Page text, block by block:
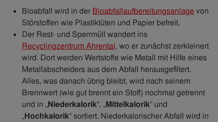
Bioabfall wird in der Bioabfallaufbereitungsanlage von
Störstoffen wie Plastiktüten und Papier befreit.
Der Rest- und Sperrmüll wandert ins
Recyclingzentrum Ahrental, wo er zunächst zerkleinert
wird. Dort werden Wertstoffe wie Metall mit Hilfe eines
Metallabscheiders aus dem Abfall herausgefiltert.
Alles, was danach übrig bleibt, wird nach seinem
Brennwert (wie gut brennt ein Stoff) nochmal getrennt
und in „Niederkalorik“, „Mittelkalorik“ und
„Hochkalorik“ sortiert. Niederkalorischer Abfall wird in